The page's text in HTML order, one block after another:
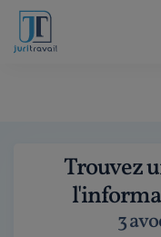
Trouvez
3